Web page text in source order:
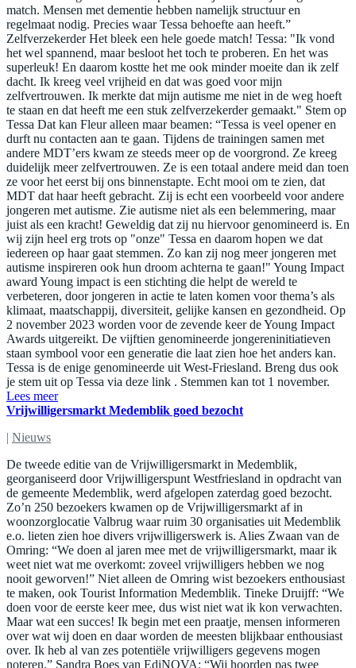
match. Mensen met dementie hebben namelijk structuur en
regelmaat nodig. Precies waar Tessa behoefte aan heeft.”
Zelfverzekerder Het bleek een hele goede match! Tessa: "Ik vond
het wel spannend, maar besloot het toch te proberen. En het was
superleuk! En daarom kostte het me ook minder moeite dan ik zelf
dacht. Ik kreeg veel vrijheid en dat was goed voor mijn
zelfvertrouwen. Ik merkte dat mijn autisme me niet in de weg hoeft
te staan en dat heeft me een stuk zelfverzekerder gemaakt." Stem op
Tessa Dat kan Fleur alleen maar beamen: “Tessa is veel opener en
durft nu contacten aan te gaan. Tijdens de trainingen samen met
andere MDT’ers kwam ze steeds meer op de voorgrond. Ze kreeg
duidelijk meer zelfvertrouwen. Ze is een totaal andere meid dan toen
ze voor het eerst bij ons binnenstapte. Echt mooi om te zien, dat
MDT dat haar heeft gebracht. Zij is echt een voorbeeld voor andere
jongeren met autisme. Zie autisme niet als een belemmering, maar
juist als een kracht! Geweldig dat zij nu hiervoor genomineerd is. En
wij zijn heel erg trots op "onze" Tessa en daarom hopen we dat
iedereen op haar gaat stemmen. Zo kan zij nog meer jongeren met
autisme inspireren ook hun droom achterna te gaan!" Young Impact
award Young impact is een stichting die helpt de wereld te
verbeteren, door jongeren in actie te laten komen voor thema’s als
klimaat, maatschappij, diversiteit, gelijke kansen en gezondheid. Op
2 november 2023 worden voor de zevende keer de Young Impact
Awards uitgereikt. De vijftien genomineerde jongereninitiatieven
staan symbool voor een generatie die laat zien hoe het anders kan.
Tessa is de enige genomineerde uit West-Friesland. Breng dus ook
je stem uit op Tessa via deze link . Stemmen kan tot 1 november.
Lees meer
Vrijwilligersmarkt Medemblik goed bezocht
| Nieuws
De tweede editie van de Vrijwilligersmarkt in Medemblik,
georganiseerd door Vrijwilligerspunt Westfriesland in opdracht van
de gemeente Medemblik, werd afgelopen zaterdag goed bezocht.
Zo’n 250 bezoekers kwamen op de Vrijwilligersmarkt af in
woonzorglocatie Valbrug waar ruim 30 organisaties uit Medemblik
e.o. lieten zien hoe divers vrijwilligerswerk is. Alies Zwaan van de
Omring: “We doen al jaren mee met de vrijwilligersmarkt, maar ik
weet niet wat me overkomt: zoveel vrijwilligers hebben we nog
nooit geworven!” Niet alleen de Omring wist bezoekers enthousiast
te maken, ook Tourist Information Medemblik. Tineke Druijff: “We
doen voor de eerste keer mee, dus wist niet wat ik kon verwachten.
Maar wat een succes! Ik begin met een praatje, mensen informeren
over wat wij doen en daar worden de meesten blijkbaar enthousiast
over. Ik heb al van zes potentiële vrijwilligers gegevens mogen
noteren.” Sandra Boes van EdiNOVA: “Wij hoorden pas twee